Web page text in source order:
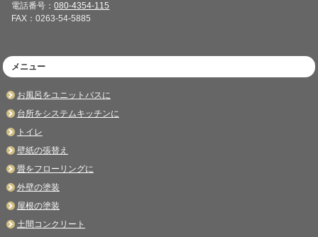
電話番号：080-4354-115
FAX：0263-54-5885
メニュー
お風呂をユニットバスに
台所をシステムキッチンに
トイレ
壁紙の張替え
畳をフローリングに
外壁の塗装
屋根の塗装
土間コンクリート